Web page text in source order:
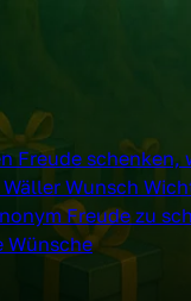
Freude schenken,
Wäller Wunsch
Freude zu
Wünsche